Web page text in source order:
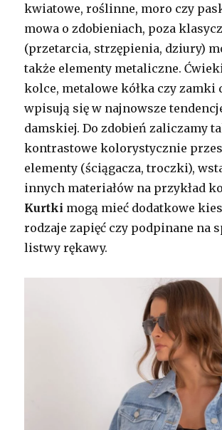
kwiatowe, roślinne, moro czy
mowa o zdobieniach, poza
(przetarcia, strzępienia, dziury)
także elementy metaliczne.
kolce, metalowe kółka czy zamki
wpisują się w najnowsze
damskiej. Do zdobień zaliczamy
kontrastowe kolorystycznie
elementy (ściągacza, troczki),
innych materiałów na przykład
Kurtki mogą mieć dodatkowe
rodzaje zapięć czy podpinane na
listwy rękawy.